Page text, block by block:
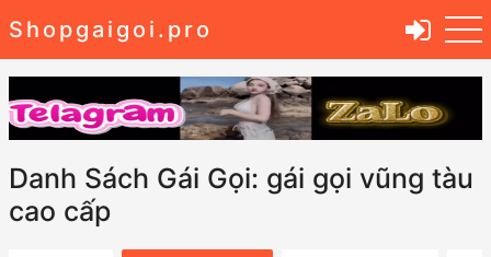
Shopgaigoi.pro
Danh Sách Gái Gọi: gái gọi vũng tàu
cao cấp